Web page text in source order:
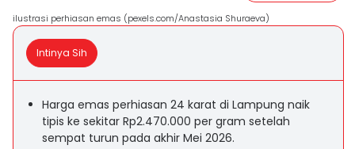
ilustrasi perhiasan emas (pexels.com/Anastasia Shuraeva)
Intinya Sih
Harga emas perhiasan 24 karat di Lampung naik
tipis ke sekitar Rp2.470.000 per gram setelah
sempat turun pada akhir Mei 2026.